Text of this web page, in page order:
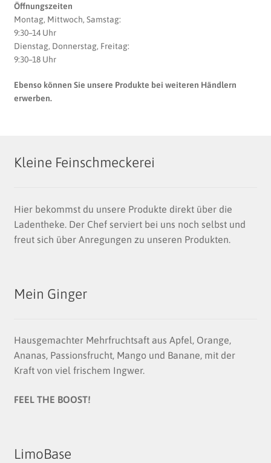
Öffnungszeiten
Montag, Mittwoch, Samstag:
9:30–14 Uhr
Dienstag, Donnerstag, Freitag:
9:30–18 Uhr
Ebenso können Sie unsere Produkte bei weiteren Händlern
erwerben.
Kleine Feinschmeckerei
Hier bekommst du unsere Produkte direkt über die
Ladentheke. Der Chef serviert bei uns noch selbst und
freut sich über Anregungen zu unseren Produkten.
Mein Ginger
Hausgemachter Mehrfruchtsaft aus Apfel, Orange,
Ananas, Passionsfrucht, Mango und Banane, mit der
Kraft von viel frischem Ingwer.
FEEL THE BOOST!
LimoBase